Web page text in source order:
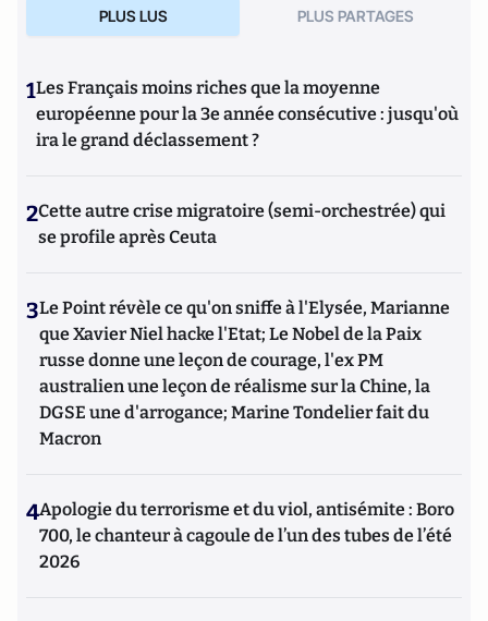
PLUS LUS PLUS PARTAGES
1Les Français moins riches que la moyenne
européenne pour la 3e année consécutive : jusqu'où
ira le grand déclassement ?
2Cette autre crise migratoire (semi-orchestrée) qui
se profile après Ceuta
3Le Point révèle ce qu'on sniffe à l'Elysée, Marianne
que Xavier Niel hacke l'Etat; Le Nobel de la Paix
russe donne une leçon de courage, l'ex PM
australien une leçon de réalisme sur la Chine, la
DGSE une d'arrogance; Marine Tondelier fait du
Macron
4Apologie du terrorisme et du viol, antisémite : Boro
700, le chanteur à cagoule de l’un des tubes de l’été
2026